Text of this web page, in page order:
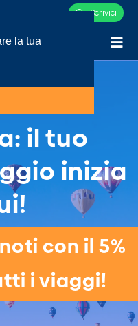
la tua
Scrivici
in
il tuo
inizia
con il 5%
i viaggi!